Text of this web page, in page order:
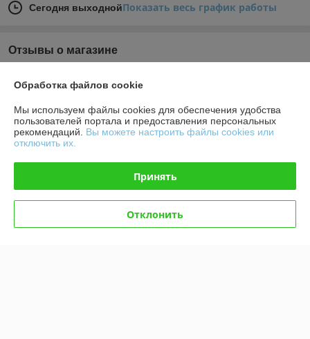
Сегодня выходнойПоказать весь график работы
Отзывы о магазине
О нас
Контакты
Обработка файлов cookie
Мы используем файлы cookies для обеспечения удобства
пользователей портала и предоставления персональных
рекомендаций. Вы можете настроить файлы cookies или
отключить их.
Принять
Отклонить